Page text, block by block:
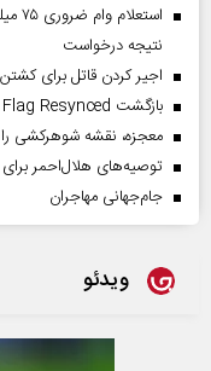
نتیجه درخواست
اجیر کردن قاتل برای
بازگشت Black Flag Resynced خبری جذاب برای دوستداران بازی
معجزه، نقشه شوهرکشی
توصیه‌های هلال‌احمر
جام‌جهانی مهاجران
ویدئو